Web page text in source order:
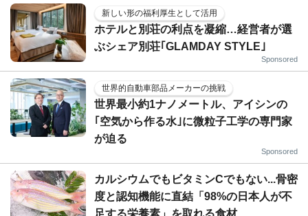
新しい形の福利厚生として活用
ホテルと別荘の利点を凝縮…経営者が選
ぶシェア別荘｢GLAMDAY STYLE｣
Sponsored
世界的自動車部品メーカーの挑戦
世界最小約1ナノメートル、アイシンの
｢空気から作る水｣に微粒子工学の専門家
が迫る
Sponsored
カルシウムでもビタミンCでもない...骨密
度と認知機能に直結「98%の日本人が不
足する栄養素」を取れる食材